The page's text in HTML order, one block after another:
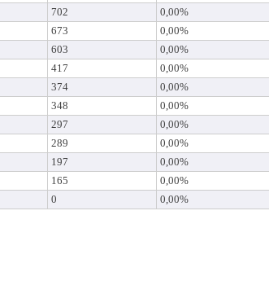
702
0,00%
673
0,00%
603
0,00%
417
0,00%
374
0,00%
348
0,00%
297
0,00%
289
0,00%
197
0,00%
165
0,00%
0 0,00%